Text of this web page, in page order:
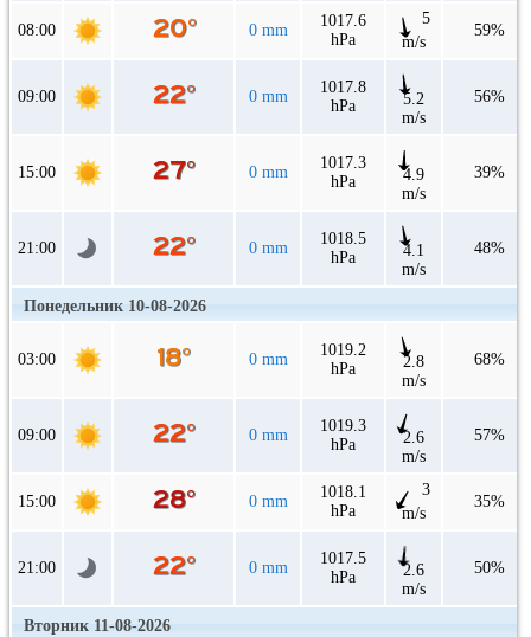
08:00 0 mm
1017.6
hPa
5
m/s
59%
09:00 0 mm
1017.8
hPa
5.2
m/s
56%
15:00 0 mm
1017.3
hPa
4.9
m/s
39%
21:00 0 mm
1018.5
hPa
4.1
m/s
48%
Понедельник 10-08-2026
03:00 0 mm
1019.2
hPa
2.8
m/s
68%
09:00 0 mm
1019.3
hPa
2.6
m/s
57%
15:00 0 mm
1018.1
hPa
3
m/s
35%
21:00 0 mm
1017.5
hPa
2.6
m/s
50%
Вторник 11-08-2026